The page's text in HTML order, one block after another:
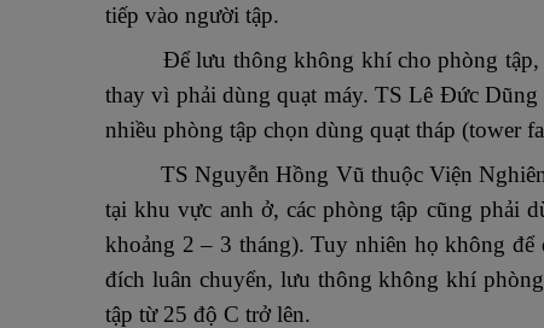
tiếp vào người tập.
Để lưu thông không khí cho phòng tập,
thay vì phải dùng quạt máy. TS Lê Đức
nhiều phòng tập chọn dùng quạt tháp (tower
TS Nguyễn Hồng Vũ thuộc Viện Nghiên
tại khu vực anh ở, các phòng tập cũng phải
khoảng 2 – 3 tháng). Tuy nhiên họ không
đích luân chuyển, lưu thông không khí
tập từ 25 độ C trở lên.